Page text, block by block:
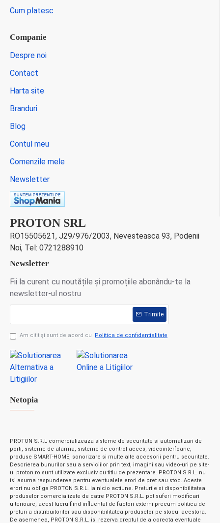
Cum platesc
Companie
Despre noi
Contact
Harta site
Branduri
Blog
Contul meu
Comenzile mele
Newsletter
PROTON SRL
RO15505621, J29/976/2003, Nevesteasca 93, Podenii
Noi, Tel: 0721288910
Newsletter
Fii la curent cu noutățile și promoțiile abonându-te la
newsletter-ul nostru
Trimite
Am citit şi sunt de acord cu Politica de confidentialitate
Netopia
PROTON S.R.L comercializeaza sisteme de securitate si automatizari de
porti, sisteme de alarma, sisteme de control acces, videointerfoane,
produse SMART-HOME, sonorizare si multe alte accesorii pentru securitate.
Descrierea bunurilor sau a serviciilor prin text, imagini sau video-uri pe site-
ul proton.ro sunt utilizate exclusiv cu titlu de prezentare. PROTON S.R.L. nu
isi asuma raspunderea pentru eventualele erori de pret sau stoc. Aceste
erori nu obliga PROTON S.R.L. la nicio actiune. Preturile si disponibilitatea
produselor comercializate de catre PROTON S.R.L. pot suferi modificari
ulterioare, acest lucru fiind influentat de factori externi precum politica de
preturi a distribuitorilor sau disponibilitatea produselor pe stocul acestora.
De asemenea, PROTON S.R.L. isi rezerva dreptul de a corecta eventuale